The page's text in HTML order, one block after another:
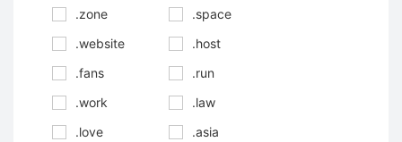
.zone
.space
.website
.host
.fans
.run
.work
.law
.love
.asia